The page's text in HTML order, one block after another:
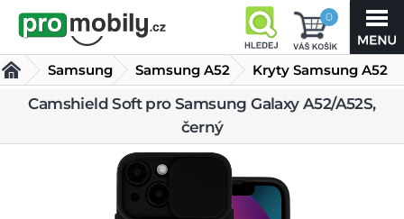
0
Samsung Samsung A52
Kryty Samsung A52
Camshield Soft
Galaxy A52/A52S, černý
Camshield Soft pro Samsung Galaxy A52/A52S,
černý